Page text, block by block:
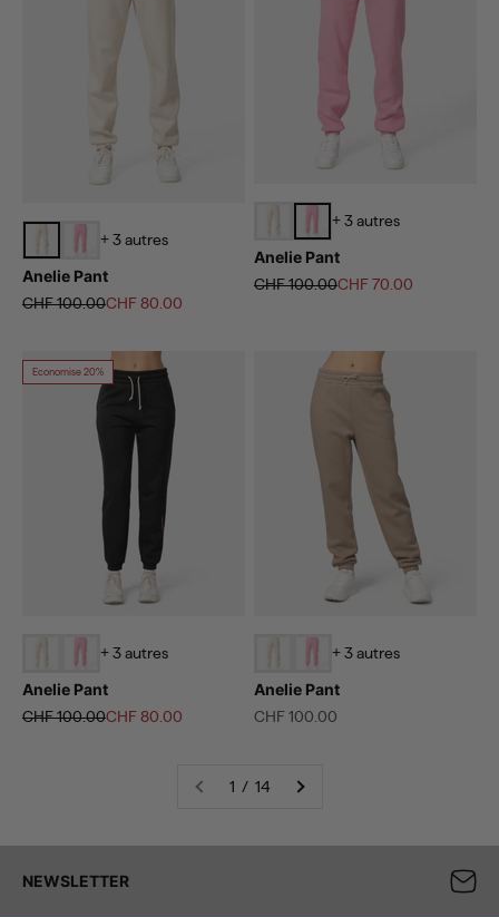
+ 3 autres
Anelie Pant
Prix normal
CHF 100.00Prix de vente
CHF 80.00
+ 3 autres
Anelie Pant
Prix normal
CHF 100.00Prix de vente
CHF 70.00
Economise 20%
+ 3 autres
Anelie Pant
Prix normal
CHF 100.00Prix de vente
CHF 80.00
+ 3 autres
Anelie Pant
Prix de vente
CHF 100.00
1 / 14
NEWSLETTER